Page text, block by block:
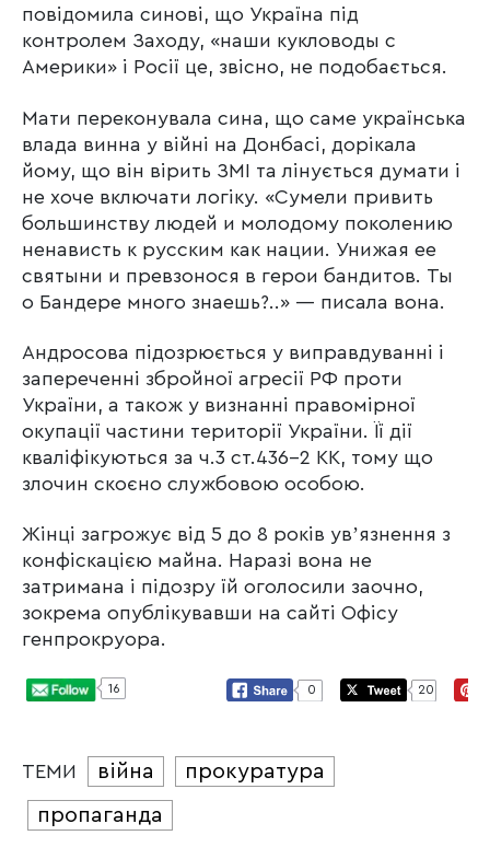
повідомила синові, що Україна під
контролем Заходу, «наши кукловоды с
Америки» і Росії це, звісно, не подобається.
Мати переконувала сина, що саме українська
влада винна у війні на Донбасі, дорікала
йому, що він вірить ЗМІ та лінується думати і
не хоче включати логіку. «Сумели привить
большинству людей и молодому поколению
ненависть к русским как нации. Унижая ее
святыни и превзонося в герои бандитов. Ты
о Бандере много знаешь?..» — писала вона.
Андросова підозрюється у виправдуванні і
запереченні збройної агресії РФ проти
України, а також у визнанні правомірної
окупації частини території України. Її дії
кваліфікуються за ч.3 ст.436-2 КК, тому що
злочин скоєно службовою особою.
Жінці загрожує від 5 до 8 років увʼязнення з
конфіскацією майна. Наразі вона не
затримана і підозру їй оголосили заочно,
зокрема опублікувавши на сайті Офісу
генпрокруора.
16 0 20
ТЕМИ війна
прокуратура
пропаганда